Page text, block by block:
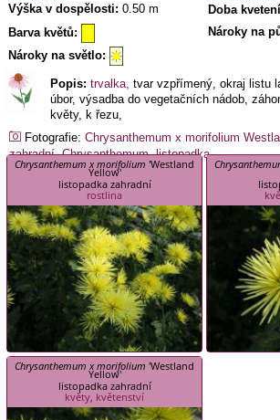
Výška v dospělosti: 0.50 m
Doba
Barva květů:
Nároky na
Nároky na světlo:
Popis: trvalka, tvar vzpřímený, okraj listu
úbor, výsadba do vegetačních nádob,
květy, k řezu,
Fotografie: Chrysanthemum x morifolium
zahradní,Chrysanthemum,listopadka
Chrysanthemum x morifolium 'Westland
Yellow'
listopadka zahradní
rostlina
Chrysanthemum x morifolium 'Westland
Yellow'
listopadka zahradní
květy, květenství